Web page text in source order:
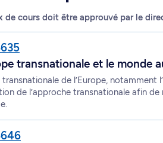
de cours doit être approuvé par le
transnationale et le monde
de l’Europe, notamment
de l’approche transnationale afin